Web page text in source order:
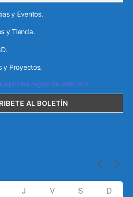
y Eventos.
y Tienda.
y Proyectos.
las reglas de este sitio.
J V S D